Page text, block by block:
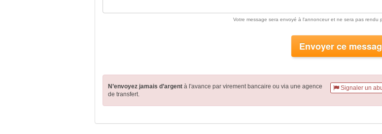
Votre message sera envoyé à l'annonceur et ne sera pas rendu
Envoyer ce
Signaler un
N’envoyez jamais d’argent à l'avance par virement bancaire ou via une agence
de transfert.